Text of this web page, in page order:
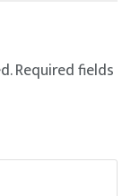
Required fields